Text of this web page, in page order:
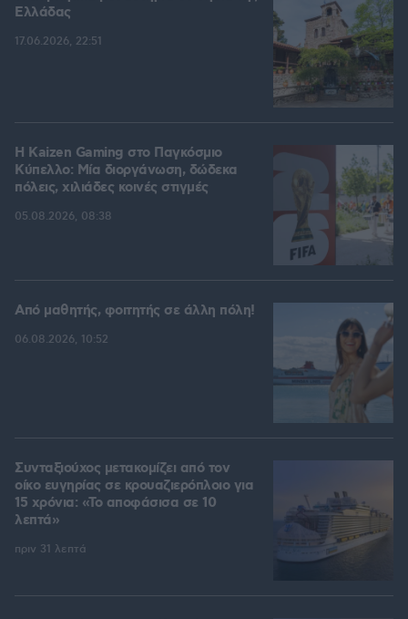
Ελλάδας
17.06.2026, 22:51
H Kaizen Gaming στο Παγκόσμιο
Kύπελλο: Μία διοργάνωση, δώδεκα
πόλεις, χιλιάδες κοινές στιγμές
05.08.2026, 08:38
Από μαθητής, φοιτητής σε άλλη πόλη!
06.08.2026, 10:52
Συνταξιούχος μετακομίζει από τον
οίκο ευγηρίας σε κρουαζιερόπλοιο για
15 χρόνια: «Το αποφάσισα σε 10
λεπτά»
πριν 31 λεπτά